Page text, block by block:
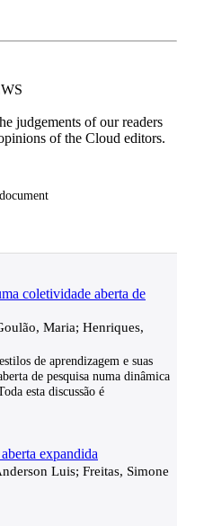
judgements of our readers
of the Cloud editors.
coletividade aberta de
Maria; Henriques,
de aprendizagem e suas
de pesquisa numa dinâmica
esta discussão é
expandida
Luis; Freitas, Simone